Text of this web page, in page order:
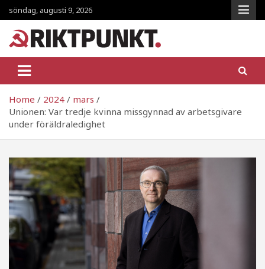
Skip
to
content
söndag, augusti 9, 2026
RiktpunKt.nu
Home 2024
mars
Unionen: Var tredje kvinna missgynnad av arbetsgivare
under föräldraledighet